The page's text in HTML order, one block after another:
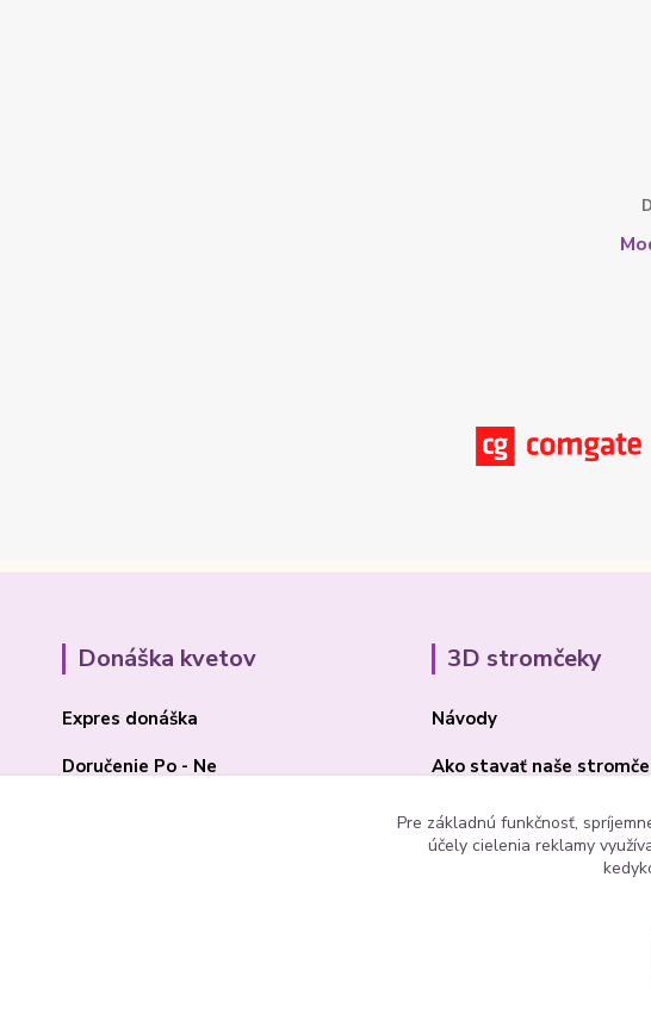
Donáška kvetov
Expres donáška
Doručenie Po - Ne
3D stromčeky
Návody
Ako stavať naše
BLOG 3D
Akcia 2025
Pre základnú funkčnosť,
účely cielenia reklamy